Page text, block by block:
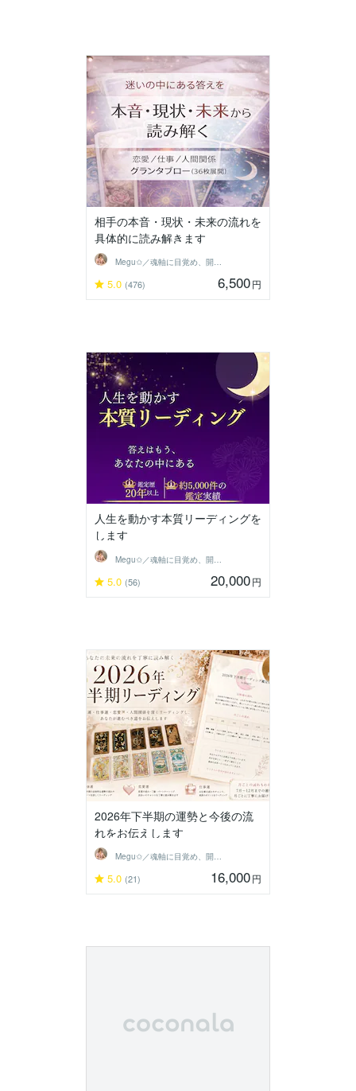
相手の本音・現状・未来の流れを
具体的に読み解きます
Megu✩／魂軸に目覚め、開花させる魔女
5.0 (476) 6,500円
人生を動かす本質リーディングを
します
5.0 (56) 20,000円
2026年下半期の運勢と今後の流
れをお伝えします
Megu✩／魂軸に目覚め、開花させる魔女
5.0 (21) 16,000円